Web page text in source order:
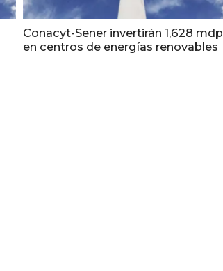
Conacyt-Sener invertirán 1,628 mdp
en centros de energías renovables